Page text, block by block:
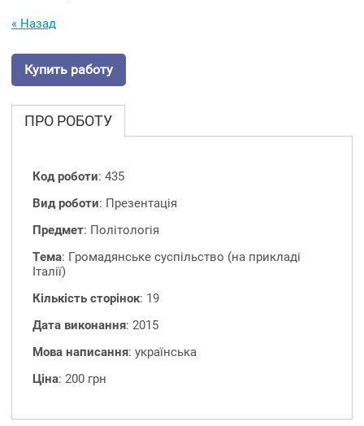
« Назад
Купить работу
ПРО РОБОТУ
Код роботи: 435
Вид роботи: Презентація
Предмет: Політологія
Тема: Громадянське суспільство (на прикладі
Італії)
Кількість сторінок: 19
Дата виконання: 2015
Мова написання: українська
Ціна: 200 грн